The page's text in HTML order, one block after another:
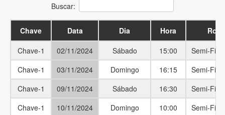
Buscar:
Chave Data Dia Hora
Rod.
Chave-1
02/11/2024 Sábado 15:00
Semi-
Chave-1
03/11/2024 Domingo 16:15
Semi-
Chave-1
09/11/2024 Sábado 16:30
Semi-
Chave-1
10/11/2024 Domingo 10:00
Semi-